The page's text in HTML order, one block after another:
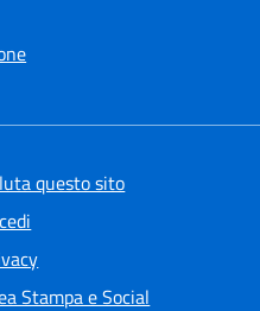
questo sito
Stampa e Social